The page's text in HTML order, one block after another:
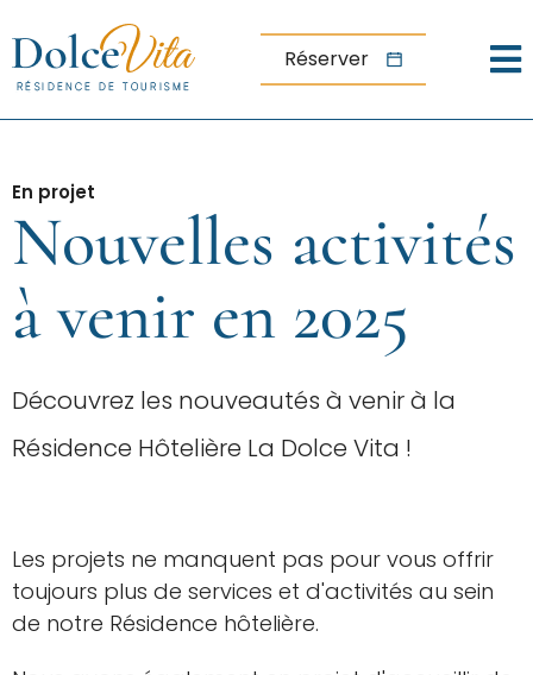
Aller à la recherche
Menu
Réserver
Nouvelles
activités
à venir en
2025
En projet
Nouvelles activités
à venir en 2025
Découvrez les nouveautés à venir à la
Résidence Hôtelière La Dolce Vita !
Les projets ne manquent pas pour vous offrir
toujours plus de services et d'activités au sein
de notre Résidence hôtelière.